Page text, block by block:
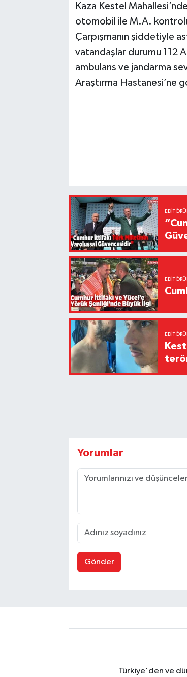
Kaza Kestel
otomobil ile M.A.
Çarpışmanın şiddetiyle
vatandaşlar durumu 112
ambulans ve jandarma
Araştırma Hastanesi’ne
Yorumlar
Gönder
Türkiye'den ve